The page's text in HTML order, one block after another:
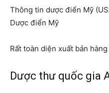
Thông tin dược điển Mỹ
Dược điển Mỹ
Rất toàn diện xuất bản
Dược thư quốc gia